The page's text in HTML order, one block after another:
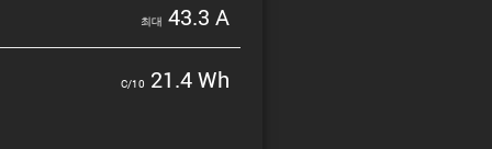
최대 43.3 A
C/10 21.4 Wh